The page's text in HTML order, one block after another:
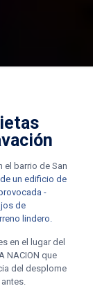
el barrio de San
un edificio de
-
de
lindero.
en el lugar del
NACION que
del desplome